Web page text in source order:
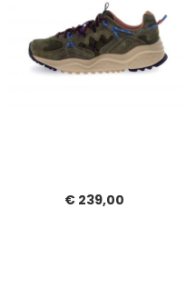
€ 239,00